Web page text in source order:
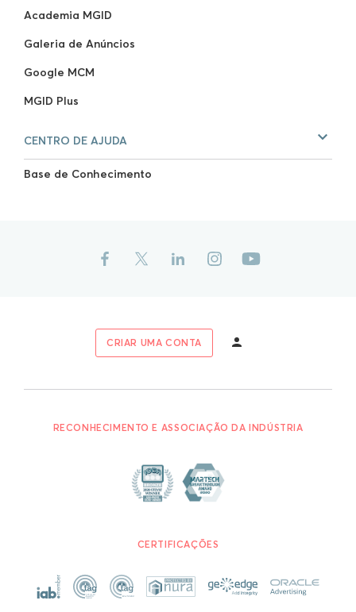
Academia MGID
Galeria de Anúncios
Google MCM
MGID Plus
CENTRO DE AJUDA
Base de Conhecimento
CRIAR UMA CONTA
RECONHECIMENTO E ASSOCIAÇÃO DA INDÚSTRIA
CERTIFICAÇÕES